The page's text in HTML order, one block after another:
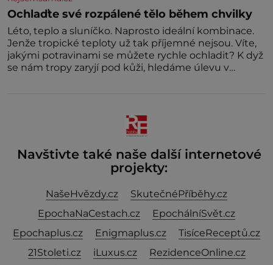
Ochlaďte své rozpálené tělo během chvilky
Léto, teplo a sluníčko. Naprosto ideální kombinace.
Jenže tropické teploty už tak příjemné nejsou. Víte,
jakými potravinami se můžete rychle ochladit? K dyž
se nám tropy zaryjí pod kůži, hledáme úlevu v
Navštivte také naše další internetové
projekty:
NašeHvězdy.cz
SkutečnéPříběhy.cz
EpochaNaCestach.cz
EpochálníSvět.cz
Epochaplus.cz
Enigmaplus.cz
TisíceReceptů.cz
21Stoleti.cz
iLuxus.cz
RezidenceOnline.cz